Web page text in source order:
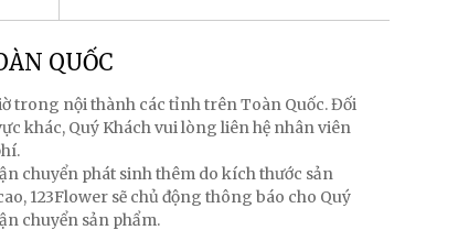
QUỐC
trong nội thành các tỉnh trên Toàn Quốc. Đối
khác, Quý Khách vui lòng liên hệ nhân viên
chuyển phát sinh thêm do kích thước sản
123Flower sẽ chủ động thông báo cho Quý
chuyển sản phẩm.